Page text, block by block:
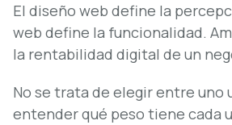
El diseño web define la
web define la funcionalidad.
la rentabilidad digital de un
No se trata de elegir entre uno
entender qué peso tiene cada